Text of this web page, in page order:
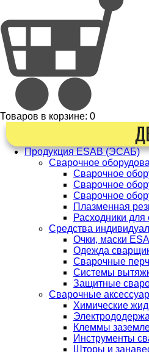
Товаров в корзине: 0
Продукция ESAB (ЭСАБ)
Сварочное
Сварочное
Сварочное
Сварочное
Плазменная
Расходники
Средства
Очки, маски
Одежда
Сварочные
Системы
Защитные
Сварочные
Химические
Клеммы
Инструменты
Шторы и